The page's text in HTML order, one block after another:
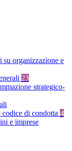
organizzazione e
23
strategico-
di condotta 4
e imprese